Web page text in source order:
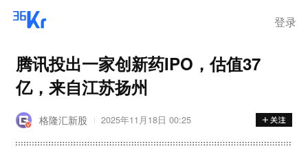
登录
腾讯投出一家创新药IPO，估值37
亿，来自江苏扬州
格隆汇新股 2025年11月18日 00:25